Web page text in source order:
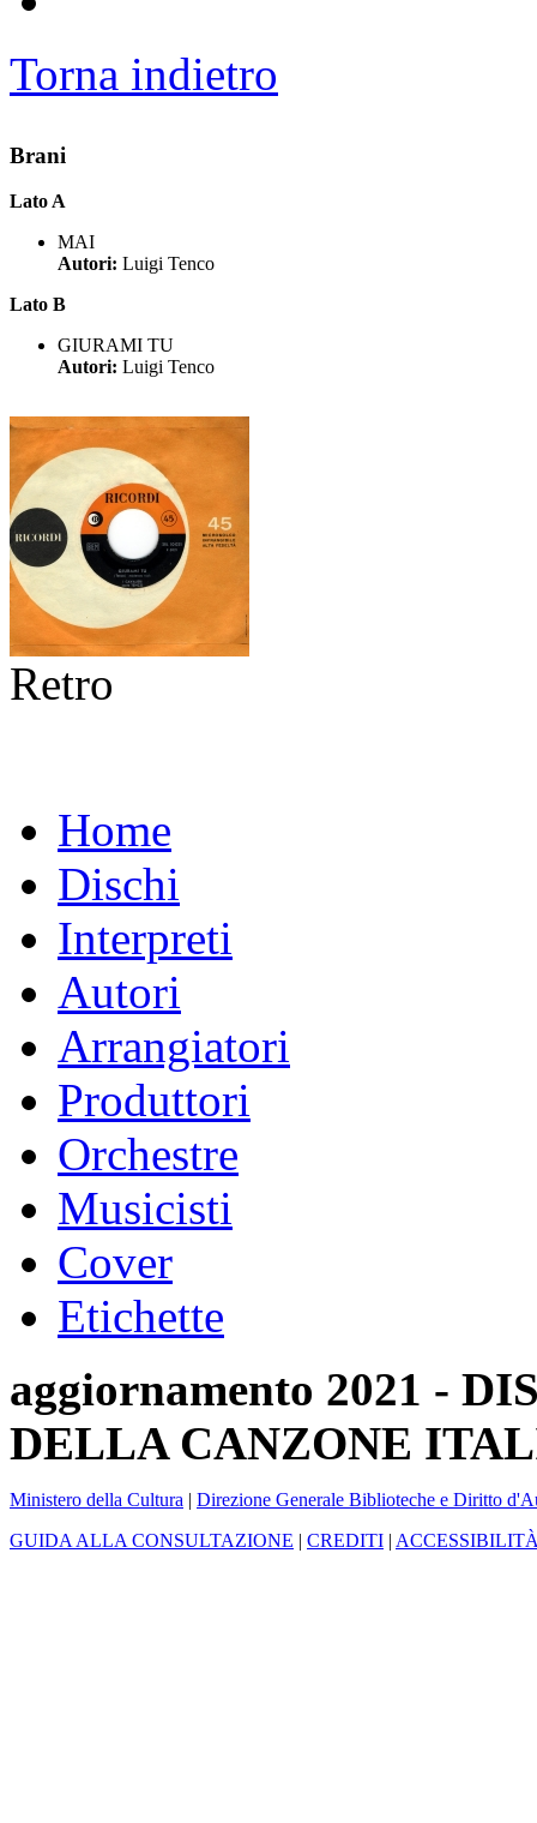
Torna indietro
Brani
Lato A
MAI
Autori: Luigi Tenco
Lato B
GIURAMI TU
Autori: Luigi Tenco
Retro
Home
Dischi
Interpreti
Autori
Arrangiatori
Produttori
Orchestre
Musicisti
Cover
Etichette
aggiornamento 2021 -
DELLA CANZONE
Ministero della Cultura | Direzione Generale Biblioteche e Diritto
GUIDA ALLA CONSULTAZIONE | CREDITI |